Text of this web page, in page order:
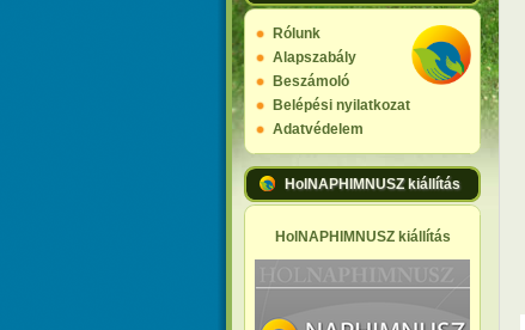
Rólunk
Alapszabály
Beszámoló
Belépési nyilatkozat
Adatvédelem
HolNAPHIMNUSZ kiállítás
HolNAPHIMNUSZ kiállítás